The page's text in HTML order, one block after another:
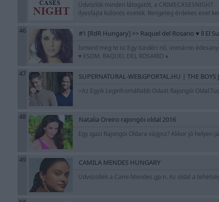
Üdvözlök minden látogatót, a
ilyesfajta különös esetek. Rengeteg érdekes eset
46 #1 [RdR Hungary] >> Raquel del Rosario ♥ ll El
Ismerd meg te is! Egy tündéri nő, immáron
♥ ESDM. RAQUEL DEL ROSARIO »
47 SUPERNATURAL-WEB.GPORTAL.HU | THE
>Az Egyik Leginfromáltabb Odaát Rajongói
48 Natalia Oreiro rajongói oldal 2016
Egy igazi Rajongói Oldara vágysz? Akkor jó
49 CAMILA MENDES HUNGARY
Üdvözöllek a Cami-Mendes.gp-n. Az oldal a